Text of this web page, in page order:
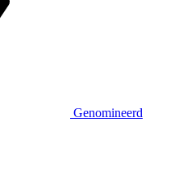
Genomineerd